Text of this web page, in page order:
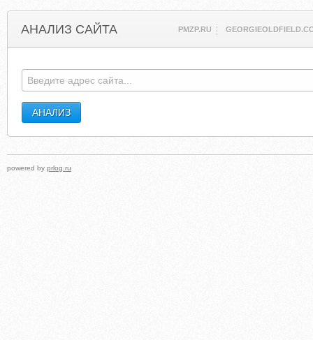
АНАЛИЗ САЙТА PMZP.RU
powered by prlog.ru